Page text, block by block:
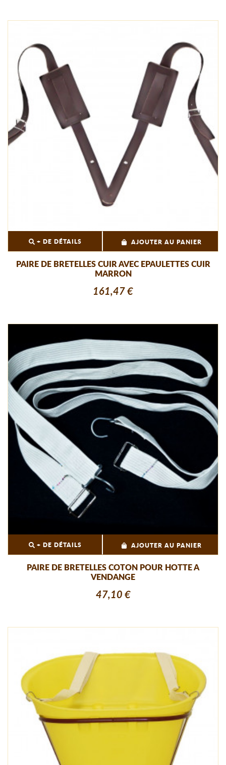
+ DE DÉTAILS AJOUTER AU PANIER
PAIRE DE BRETELLES CUIR AVEC EPAULETTES CUIR
MARRON
161,47 €
+ DE DÉTAILS AJOUTER AU PANIER
PAIRE DE BRETELLES COTON POUR HOTTE A
VENDANGE
47,10 €